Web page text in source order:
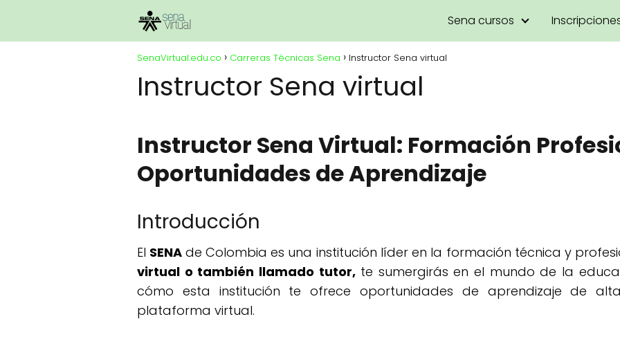
Sena cursos
SenaVirtual.edu.co Carreras Técnicas Sena Instructor Sena virtual
Instructor Sena virtual
Instructor Sena Virtual: Formación
Oportunidades de Aprendizaje
Introducción
El SENA de Colombia es una institución líder en la formación técnica y
virtual o también llamado tutor,te sumergirás en el mundo de la
cómo esta institución te ofrece oportunidades de aprendizaje de
plataforma virtual.